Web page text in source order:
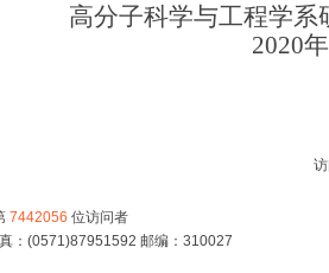
高分子科学与工程学系
2020
7442056 位访问者
：(0571)87951592 邮编：310027